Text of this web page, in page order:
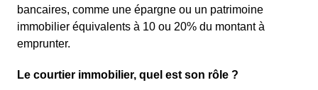
bancaires, comme une épargne ou un patrimoine
immobilier équivalents à 10 ou 20% du montant à
emprunter.
Le courtier immobilier, quel est son rôle ?